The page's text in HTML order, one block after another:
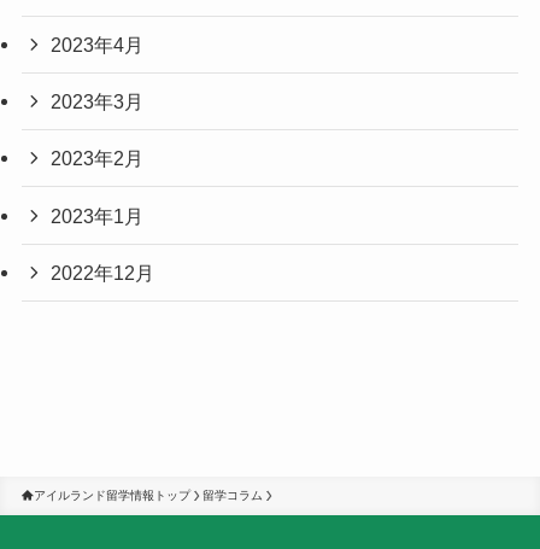
2023年4月
2023年3月
2023年2月
2023年1月
2022年12月
アイルランド留学情報トップ 留学コラム